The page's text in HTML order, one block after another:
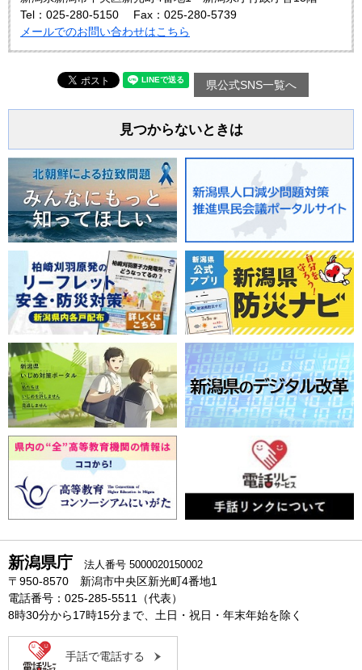
Tel：025-280-5150
Fax：025-280-5739
メールでのお問い合わせはこちら
県公式SNS一覧へ
見つからないときは
新潟県庁 法人番号 5000020150002
〒950-8570 新潟市中央区新光町4番地1
電話番号：025-285-5511（代表）
8時30分から17時15分まで、土日・祝日・年末年始を除く
手話で電話する